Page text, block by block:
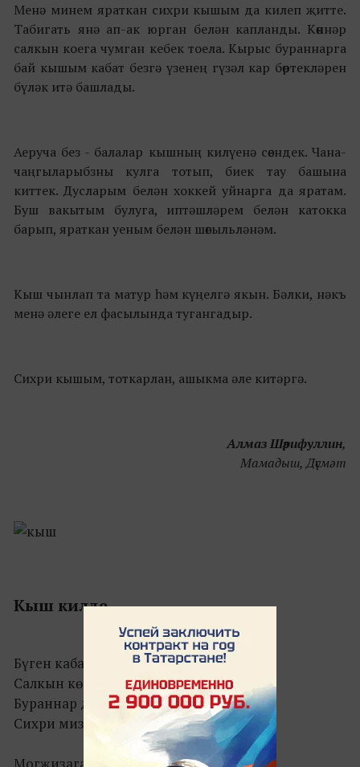
Менә минем яраткан сихри кышым да килеп җитте.
Табигать янә ап-ак юрган белән капланды. Көннәр
салкын коега чумган кебек тоела. Кырыс бураннарга
бай кышым кабат безгә үзенең гүзәл кар бөртекләрен
бүләк итә башлады.
Аеруча без - балалар кышның килүенә сөендек. Чана-
чаңгыларыбзны кулга тотып, биек тау башына
киттек. Дусларым белән хоккей уйнарга да яратам.
Буш вакытым булуга, иптәшләрем белән катокка
барып, яраткан уеным белән шөгыльләнәм.
Кыш чынлап та матур һәм күңелгә якын. Бәлки, нәкъ
менә әлеге ел фасылында тугангадыр.
Сихри кышым, тоткарлан, ашыкма әле китәргә.
Алмаз Шәрифуллин,
Мамадыш, Дүсмәт
Кыш килде
Бүген кабат кышлар килде,
Салкын көннәргә төреп.
Бураннар да уйный хәзер
Сихри мизгелгә күмеп.